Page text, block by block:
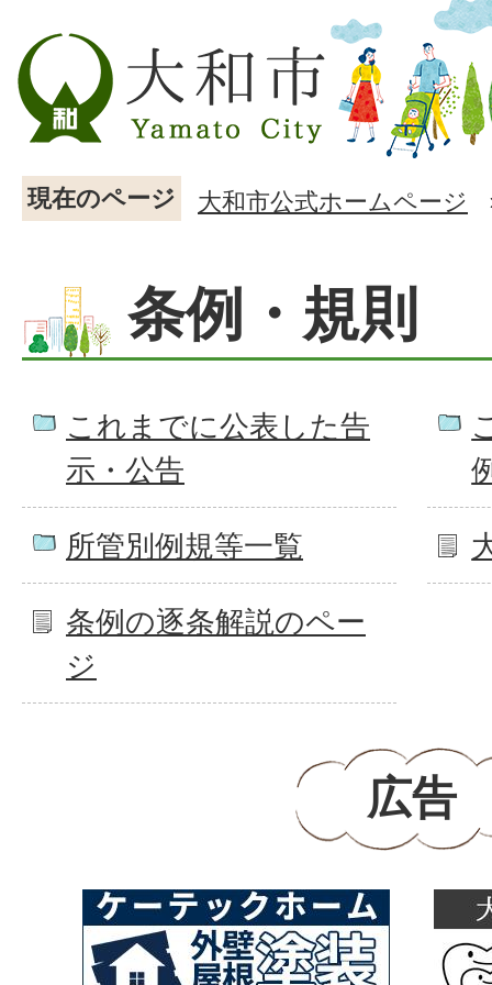
現在のページ 大和市公式ホームページ
条例・規則
これまでに公表した告
示・公告
所管別例規等一覧
条例の逐条解説のペー
ジ
広告